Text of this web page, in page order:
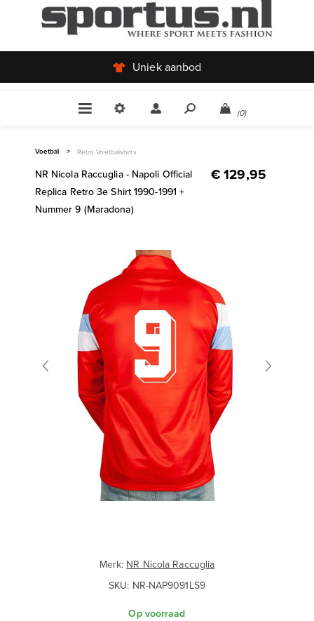
Uniek aanbod
(0)
Voetbal > Retro Voetbalshirts
NR Nicola Raccuglia - Napoli Official
Replica Retro 3e Shirt 1990-1991 +
Nummer 9 (Maradona)
€ 129,95
Merk: NR Nicola Raccuglia
SKU: NR-NAP9091LS9
Op voorraad